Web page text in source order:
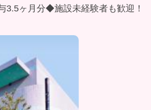
ヶ月分◆施設未経験者も歓迎！